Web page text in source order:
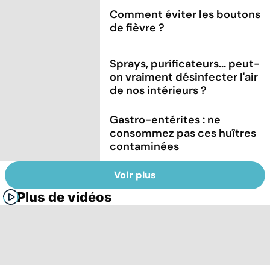
Comment éviter les boutons
de fièvre ?
Sprays, purificateurs... peut-
on vraiment désinfecter l'air
de nos intérieurs ?
Gastro-entérites : ne
consommez pas ces huîtres
contaminées
Voir plus
Plus de vidéos